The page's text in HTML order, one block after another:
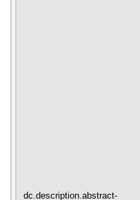
dc.description.abstract-